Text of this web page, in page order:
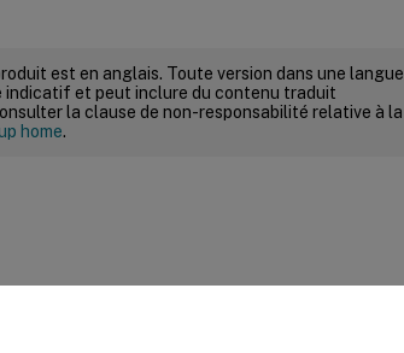
est en anglais. Toute version dans une langue
indicatif et peut inclure du contenu traduit
la clause de non-responsabilité relative à la
home.